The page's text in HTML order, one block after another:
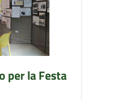
per la Festa